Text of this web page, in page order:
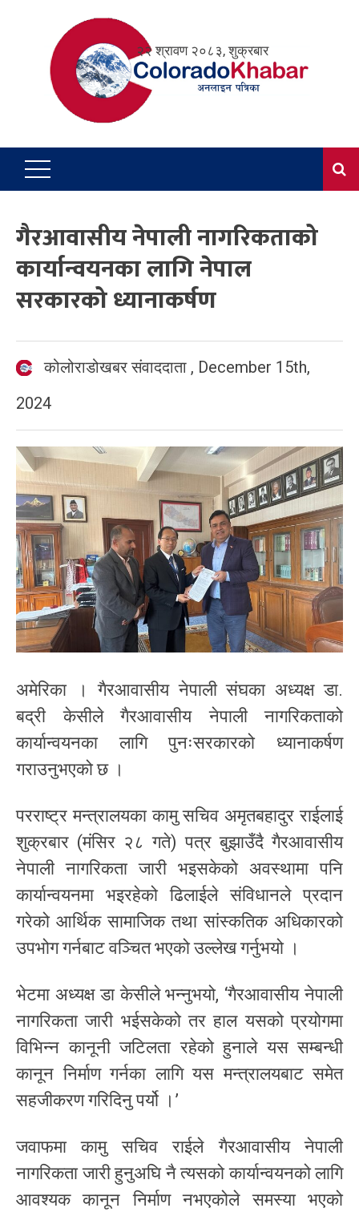
२२ श्रावण २०८३, शुक्रबार
गैरआवासीय नेपाली नागरिकताको
कार्यान्वयनका लागि नेपाल
सरकारको ध्यानाकर्षण
कोलोराडोखबर संवाददाता , December 15th,
2024
अमेरिका । गैरआवासीय नेपाली संघका अध्यक्ष डा.
बद्री केसीले गैरआवासीय नेपाली नागरिकताको
कार्यान्वयनका लागि पुनःसरकारको ध्यानाकर्षण
गराउनुभएको छ ।
परराष्ट्र मन्त्रालयका कामु सचिव अमृतबहादुर राईलाई
शुक्रबार (मंसिर २८ गते) पत्र बुझाउँदै गैरआवासीय
नेपाली नागरिकता जारी भइसकेको अवस्थामा पनि
कार्यान्वयनमा भइरहेको ढिलाईले संविधानले प्रदान
गरेको आर्थिक सामाजिक तथा सांस्कतिक अधिकारको
उपभोग गर्नबाट वञ्चित भएको उल्लेख गर्नुभयो ।
भेटमा अध्यक्ष डा केसीले भन्नुभयो, ‘गैरआवासीय नेपाली
नागरिकता जारी भईसकेको तर हाल यसको प्रयोगमा
विभिन्न कानूनी जटिलता रहेको हुनाले यस सम्बन्धी
कानून निर्माण गर्नका लागि यस मन्त्रालयबाट समेत
सहजीकरण गरिदिनु पर्यो ।’
जवाफमा कामु सचिव राईले गैरआवासीय नेपाली
नागरिकता जारी हुनुअघि नै त्यसको कार्यान्वयनको लागि
आवश्यक कानून निर्माण नभएकोले समस्या भएको